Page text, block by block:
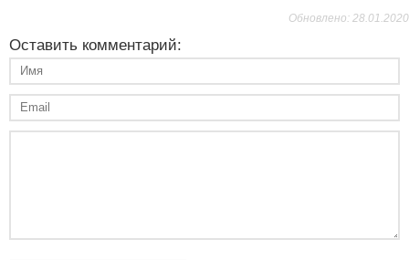
Обновлено: 28.01.2020
Оставить комментарий: